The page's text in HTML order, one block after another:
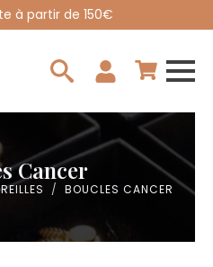
à partir de 150€
Cancer
BOUCLES CANCER